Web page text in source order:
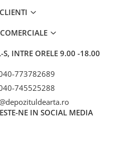
CLIENTI
S, INTRE ORELE 9.00 -18.00
773782689
745525288
NE IN SOCIAL MEDIA